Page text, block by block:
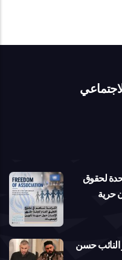
لحقوق
حرية
النائب حسن